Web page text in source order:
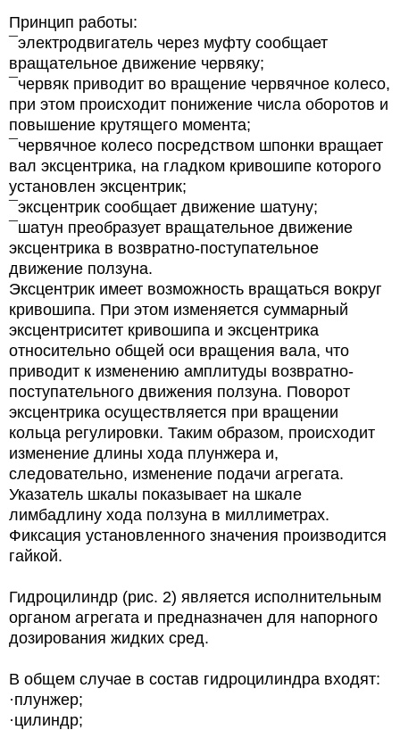
Принцип работы:
¯электродвигатель через муфту сообщает
вращательное движение червяку;
¯червяк приводит во вращение червячное колесо,
при этом происходит понижение числа оборотов и
повышение крутящего момента;
¯червячное колесо посредством шпонки вращает
вал эксцентрика, на гладком кривошипе которого
установлен эксцентрик;
¯эксцентрик сообщает движение шатуну;
¯шатун преобразует вращательное движение
эксцентрика в возвратно-поступательное
движение ползуна.
Эксцентрик имеет возможность вращаться вокруг
кривошипа. При этом изменяется суммарный
эксцентриситет кривошипа и эксцентрика
относительно общей оси вращения вала, что
приводит к изменению амплитуды возвратно-
поступательного движения ползуна. Поворот
эксцентрика осуществляется при вращении
кольца регулировки. Таким образом, происходит
изменение длины хода плунжера и,
следовательно, изменение подачи агрегата.
Указатель шкалы показывает на шкале
лимбадлину хода ползуна в миллиметрах.
Фиксация установленного значения производится
гайкой.
Гидроцилиндр (рис. 2) является исполнительным
органом агрегата и предназначен для напорного
дозирования жидких сред.
В общем случае в состав гидроцилиндра входят:
·плунжер;
·цилиндр;